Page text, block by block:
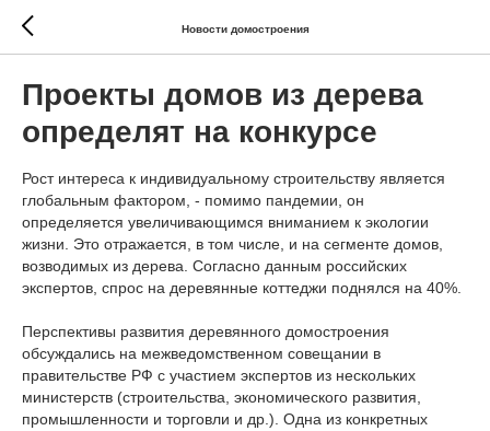
Новости домостроения
Проекты домов из дерева
определят на конкурсе
Рост интереса к индивидуальному строительству является
глобальным фактором, - помимо пандемии, он
определяется увеличивающимся вниманием к экологии
жизни. Это отражается, в том числе, и на сегменте домов,
возводимых из дерева. Согласно данным российских
экспертов, спрос на деревянные коттеджи поднялся на 40%.
Перспективы развития деревянного домостроения
обсуждались на межведомственном совещании в
правительстве РФ с участием экспертов из нескольких
министерств (строительства, экономического развития,
промышленности и торговли и др.). Одна из конкретных